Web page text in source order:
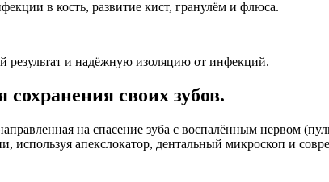
в кость, развитие кист, гранулём и флюса.
результат и надёжную изоляцию от инфекций.
сохранения своих зубов.
на спасение зуба с воспалённым нервом
апекслокатор, дентальный микроскоп и